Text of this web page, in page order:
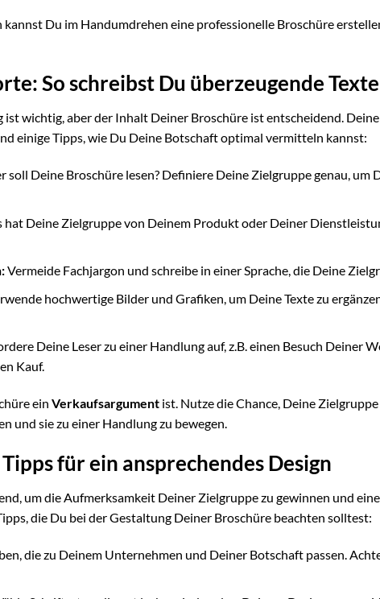
Du im Handumdrehen eine professionelle Broschüre
So schreibst Du überzeugende Texte
ist wichtig, aber der Inhalt Deiner Broschüre ist entscheidend.
einige Tipps, wie Du Deine Botschaft optimal vermitteln kannst:
soll Deine Broschüre lesen? Definiere Deine Zielgruppe genau, um
hat Deine Zielgruppe von Deinem Produkt oder Deiner
Vermeide Fachjargon und schreibe in einer Sprache, die Deine
hochwertige Bilder und Grafiken, um Deine Texte zu
Deine Leser zu einer Handlung auf, z.B. einen Besuch Deiner
Kauf.
ein Verkaufsargument ist. Nutze die Chance, Deine
und sie zu einer Handlung zu bewegen.
für ein ansprechendes Design
um die Aufmerksamkeit Deiner Zielgruppe zu gewinnen und
die Du bei der Gestaltung Deiner Broschüre beachten solltest:
die zu Deinem Unternehmen und Deiner Botschaft passen.